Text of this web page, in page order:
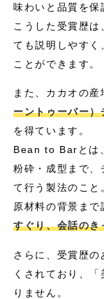
味わいと品質を保
こうした受賞歴
ても説明しやすく
ことができます。
また、カカオの
ーントゥーバー）
を得ています。
Bean to Barとは
粉砕・成型まで、
て行う製法のこと
原材料の背景まで
すぐり、会話のき
さらに、受賞歴
くされており、
りません。